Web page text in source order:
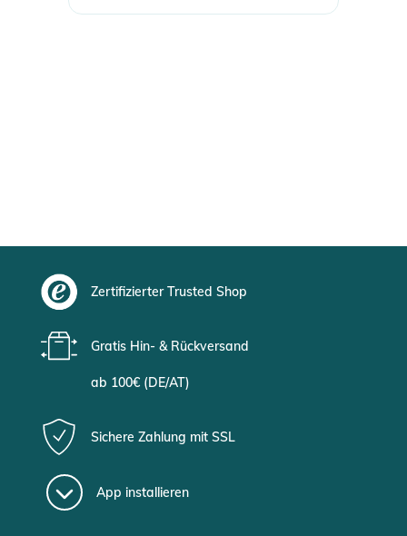
Zertifizierter Trusted Shop
Gratis Hin- & Rückversand
ab 100€ (DE/AT)
Sichere Zahlung mit SSL
App installieren